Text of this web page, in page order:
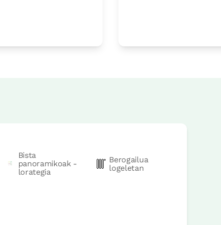
Bista
panoramikoak -
lorategia
Berogailua
logeletan